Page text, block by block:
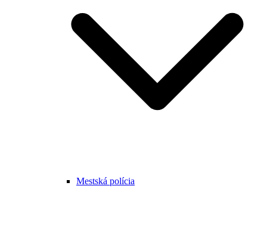
Mestská polícia